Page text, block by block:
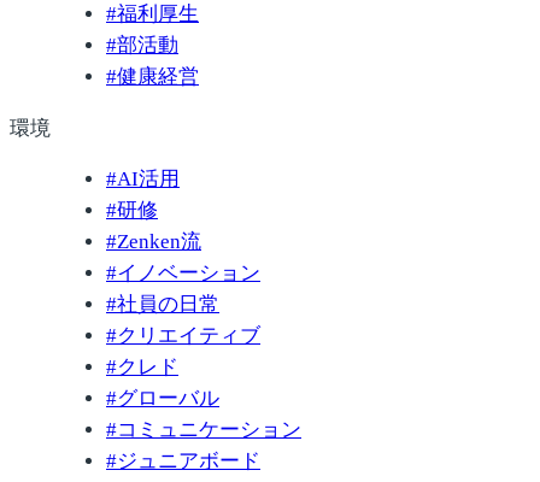
#福利厚生
#部活動
#健康経営
環境
#AI活用
#研修
#Zenken流
#イノベーション
#社員の日常
#クリエイティブ
#クレド
#グローバル
#コミュニケーション
#ジュニアボード